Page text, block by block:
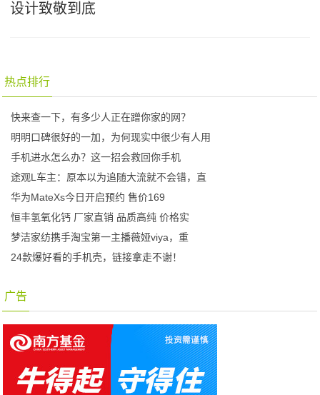
设计致敬到底
热点排行
快来查一下，有多少人正在蹭你家的网？
明明口碑很好的一加，为何现实中很少有人用
手机进水怎么办？这一招会救回你手机
途观L车主：原本以为追随大流就不会错，直
华为MateXs今日开启预约 售价169
恒丰氢氧化钙 厂家直销 品质高纯 价格实
梦洁家纺携手淘宝第一主播薇娅viya，重
24款爆好看的手机壳，链接拿走不谢！
广告